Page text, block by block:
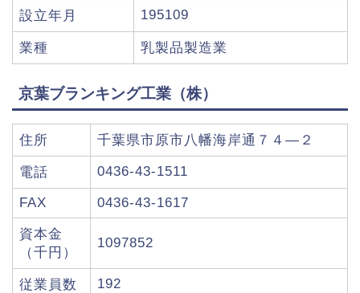
設立年月 195109
業種 乳製品製造業
京葉ブランキング工業（株）
住所 千葉県市原市八幡海岸通７４―２
電話 0436-43-1511
FAX 0436-43-1617
資本金
（千円）
1097852
従業員数 192